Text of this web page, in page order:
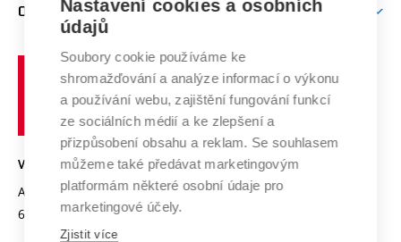
E-přihláška
Doktorské studium
Podpora podnikání
Mezinárodní vědecká rada
Systém zajišťování kvality výzkumu
Výzkumné infrastruktury
Transfer znalostí
Open Science
Projekty
Projekty ze strukturálních fondů
Specifický výzkum
Zahraniční spolupráce
Spolupráce se školami
Mezinárodní dohody
Univerzitní sítě
O UNIVERZITĚ
Profil univerzity
Udržitelná univerzita
Podnikavá univerzita / ContriBUTe
Bezpečná univerzita
Vyznamenání
Organizační struktura
učení
technické
Brně
VYSOKÉ UČENÍ TECHNICKÉ V BRNĚ
Antonínská 548/1
602 00 Brno
www.vut.cz
vut@vutbr.cz
Nastavení cookies a osobních
údajů
Soubory cookie používáme ke
shromažďování a analýze informací o výkonu
a používání webu, zajištění fungování funkcí
ze sociálních médií a ke zlepšení a
přizpůsobení obsahu a reklam. Se souhlasem
můžeme také předávat marketingovým
platformám některé osobní údaje pro
marketingové účely.
Zjistit více